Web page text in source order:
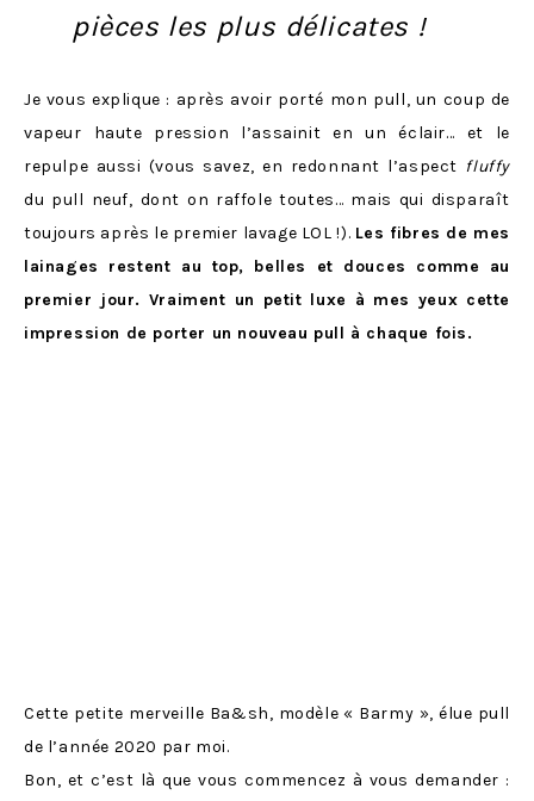
pièces les plus délicates !
Je vous explique : après avoir porté mon pull, un coup de
vapeur haute pression l’assainit en un éclair… et le
repulpe aussi (vous savez, en redonnant l’aspect fluffy
du pull neuf, dont on raffole toutes… mais qui disparaît
toujours après le premier lavage LOL !). Les fibres de mes
lainages restent au top, belles et douces comme au
premier jour. Vraiment un petit luxe à mes yeux cette
impression de porter un nouveau pull à chaque fois.
Cette petite merveille Ba&sh, modèle « Barmy », élue pull
de l’année 2020 par moi.
Bon, et c’est là que vous commencez à vous demander :